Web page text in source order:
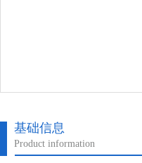
基础信息
Product information